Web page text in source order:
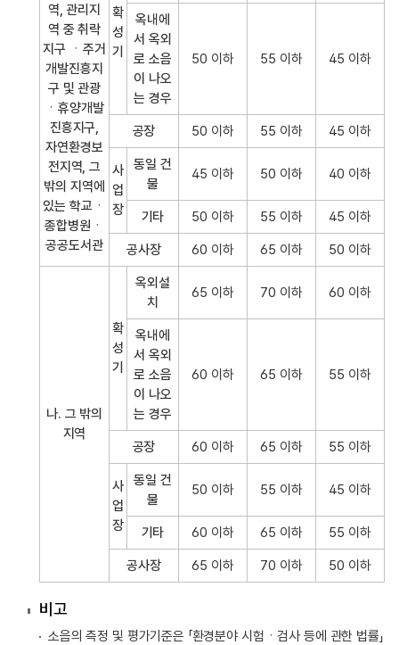
역, 관리지
역 중 취락
지구 ㆍ주거
개발진흥지
구 및 관광
ㆍ휴양개발
진흥지구,
자연환경보
전지역, 그
밖의 지역에
있는 학교ㆍ
종합병원ㆍ
공공도서관
확
성
기
옥내에
서 옥외
로 소음
이 나오
는 경우
50 이하 55 이하 45 이하
공장 50 이하 55 이하 45 이하
사
업
장
동일 건
물
45 이하 50 이하 40 이하
기타 50 이하 55 이하 45 이하
공사장 60 이하 65 이하 50 이하
나. 그 밖의
지역
확
성
기
옥외설
치
65 이하 70 이하 60 이하
옥내에
서 옥외
로 소음
이 나오
는 경우
60 이하 65 이하 55 이하
공장 60 이하 65 이하 55 이하
사
업
장
동일 건
물
50 이하 55 이하 45 이하
기타 60 이하 65 이하 55 이하
공사장 65 이하 70 이하 50 이하
비고
소음의 측정 및 평가기준은 「환경분야 시험ㆍ검사 등에 관한 법률」